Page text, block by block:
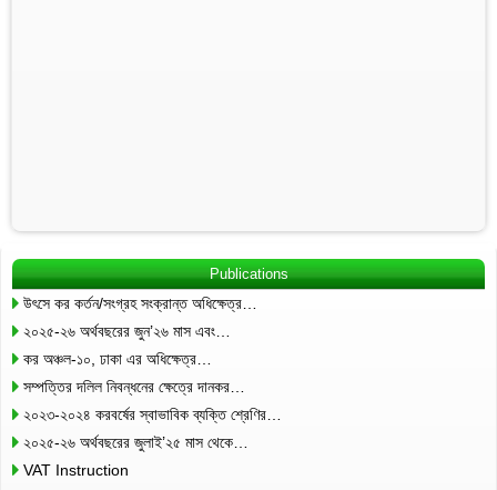
Publications
উৎসে কর কর্তন/সংগ্রহ সংক্রান্ত অধিক্ষেত্র…
২০২৫-২৬ অর্থবছরের জুন’২৬ মাস এবং…
কর অঞ্চল-১০, ঢাকা এর অধিক্ষেত্র…
সম্পত্তির দলিল নিবন্ধনের ক্ষেত্রে দানকর…
২০২৩-২০২৪ করবর্ষের স্বাভাবিক ব্যক্তি শ্রেণির…
২০২৫-২৬ অর্থবছরের জুলাই’২৫ মাস থেকে…
VAT Instruction